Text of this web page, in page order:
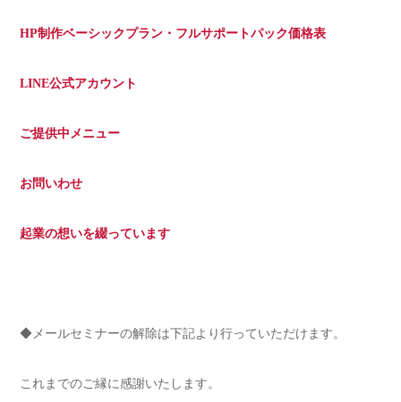
HP制作ベーシックプラン・フルサポートパック価格表
LINE公式アカウント
ご提供中メニュー
お問いわせ
起業の想いを綴っています
◆メールセミナーの解除は下記より行っていただけます。
これまでのご縁に感謝いたします。